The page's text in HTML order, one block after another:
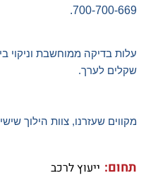
700-700-669.
שקלים לערך.
מקווים שעזרנו, צוות הילוך שישי
תחום: ייעוץ לרכב